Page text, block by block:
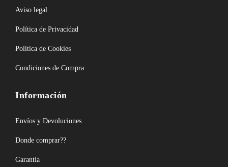
Aviso legal
Política de Privacidad
Política de Cookies
Condiciones de Compra
Información
Envíos y Devoluciones
Donde comprar??
Garantía